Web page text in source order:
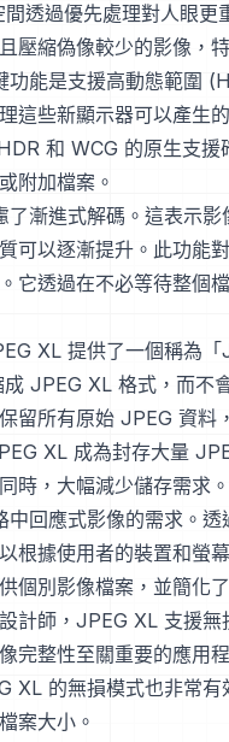
透過優先處理對人眼
壓縮偽像較少的影像，
功能是支援高動態範圍
這些新顯示器可以產生
和 WCG 的原生支
附加檔案。
漸進式解碼。這表示
可以逐漸提升。此功能
它透過在不必等待整個
XL 提供了一個稱為
JPEG XL 格式，而不
留所有原始 JPEG 資料
XL 成為封存大量
時，大幅減少儲存需求。
回應式影像的需求。
根據使用者的裝置和螢
個別影像檔案，並簡化
計師，JPEG XL 支援
完整性至關重要的應用
XL 的無損模式也非常
案大小。